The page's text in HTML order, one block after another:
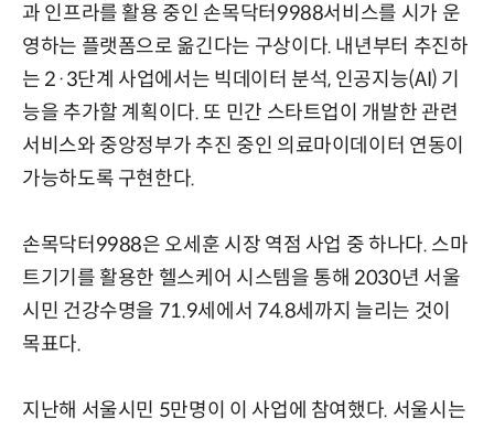
과 인프라를 활용 중인 손목닥터9988서비스를 시가 운
영하는 플랫폼으로 옮긴다는 구상이다. 내년부터 추진하
는 2·3단계 사업에서는 빅데이터 분석, 인공지능(AI) 기
능을 추가할 계획이다. 또 민간 스타트업이 개발한 관련
서비스와 중앙정부가 추진 중인 의료마이데이터 연동이
가능하도록 구현한다.
손목닥터9988은 오세훈 시장 역점 사업 중 하나다. 스마
트기기를 활용한 헬스케어 시스템을 통해 2030년 서울
시민 건강수명을 71.9세에서 74.8세까지 늘리는 것이
목표다.
지난해 서울시민 5만명이 이 사업에 참여했다. 서울시는